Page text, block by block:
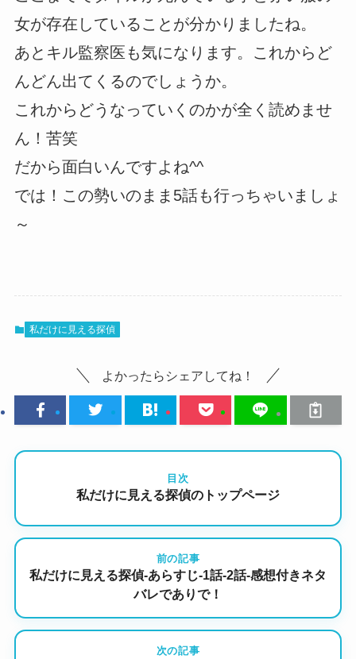
女が存在していることが分かりましたね。
あとキル監察医も気になります。これからど
んどん出てくるのでしょうか。
これからどうなっていくのかが全く読めませ
ん！苦笑
だから面白いんですよね^^
では！この勢いのまま5話も行っちゃいましょ
～
私だけに見える探偵
よかったらシェアしてね！
目次
私だけに見える探偵のトップページ
前の記事
私だけに見える探偵-あらすじ-1話-2話-感想付きネタ
バレでありで！
次の記事